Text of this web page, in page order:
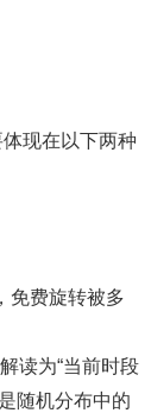
现在以下两种
免费旋转被多
读为“当前时段
随机分布中的